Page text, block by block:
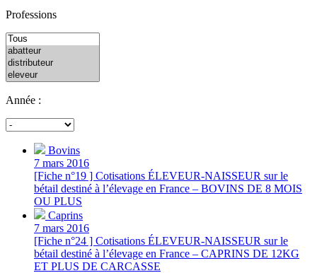
Professions
Année :
Bovins
7 mars 2016
[Fiche n°19 ] Cotisations ÉLEVEUR-NAISSEUR sur le
bétail destiné à l’élevage en France – BOVINS DE 8 MOIS
OU PLUS
Caprins
7 mars 2016
[Fiche n°24 ] Cotisations ÉLEVEUR-NAISSEUR sur le
bétail destiné à l’élevage en France – CAPRINS DE 12KG
ET PLUS DE CARCASSE